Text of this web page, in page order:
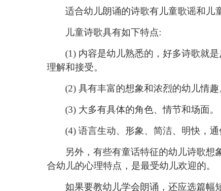
适合幼儿朗诵的诗歌有儿童歌谣和儿
儿童诗歌具有如下特点:
(1) 内容是幼儿熟悉的，好多诗歌就
理解和接受。
(2) 具有丰富的想象和浓烈的幼儿情趣
(3) 大多有具体的角色、情节和场面。
(4) 语言生动、形象、简洁、明快，
另外，有些有童话特征的幼儿诗歌
合幼儿的心理特点，是最受幼儿欢迎的。
如果要教幼儿学会朗诵，还应选篇幅